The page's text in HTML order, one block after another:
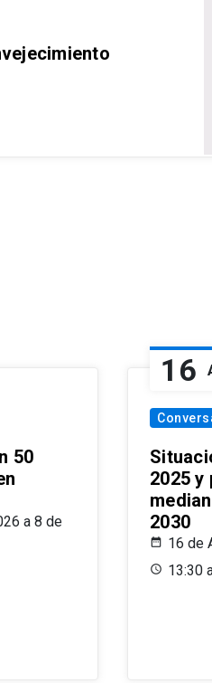
50
a 8 de
16
2025
2030
16 de
13:30